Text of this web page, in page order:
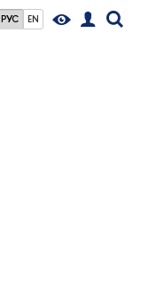
РУС EN